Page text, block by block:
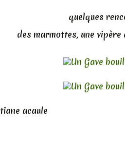
quelques
des marmottes, une vipère
acaule